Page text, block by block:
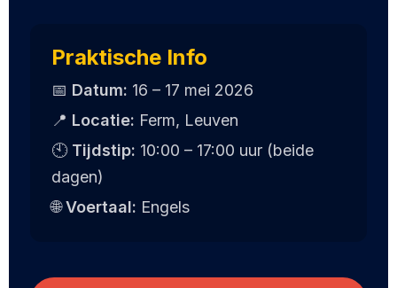
Praktische Info
📅 Datum: 16 – 17 mei 2026
📍 Locatie: Ferm, Leuven
🕙 Tijdstip: 10:00 – 17:00 uur (beide
dagen)
🌐Voertaal: Engels